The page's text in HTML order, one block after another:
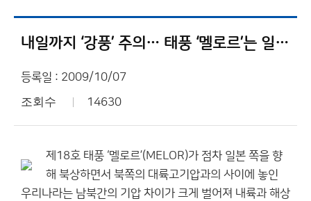
내일까지 ‘강풍’ 주의… 태풍 ‘멜로르’는 일본 쪽 북상
등록일 : 2009/10/07
조회수 14630
제18호 태풍 ‘멜로르’(MELOR)가 점차 일본 쪽을 향
해 북상하면서 북쪽의 대륙고기압과의 사이에 놓인
우리나라는 남북간의 기압 차이가 크게 벌어져 내륙과 해상